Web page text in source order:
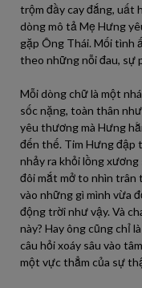
trộm đầy cay đắng, uất
dòng mô tả Mẹ Hưng
gặp Ông Thái. Mối tình
theo những nỗi đau, sự
Mỗi dòng chữ là một
sốc nặng, toàn thân
yêu thương mà Hưng
đến thế. Tim Hưng đập
nhảy ra khỏi lồng
đôi mắt mở to nhìn trân
vào những gì mình vừa
động trời như vậy. Và
này? Hay ông cũng chỉ
câu hỏi xoáy sâu vào
một vực thẳm của sự